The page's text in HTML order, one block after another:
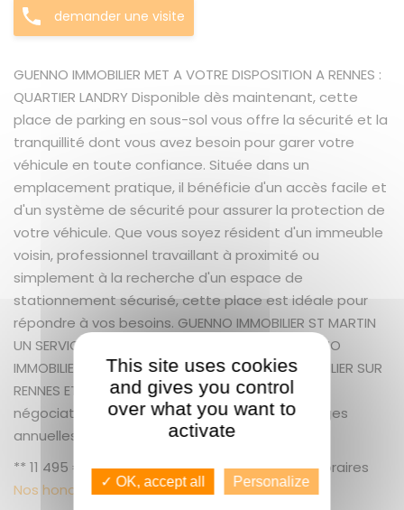
demander une visite
GUENNO IMMOBILIER MET A VOTRE DISPOSITION A RENNES :
QUARTIER LANDRY Disponible dès maintenant, cette
place de parking en sous-sol vous offre la sécurité et la
tranquillité dont vous avez besoin pour garer votre
véhicule en toute confiance. Située dans un
emplacement pratique, il bénéficie d'un accès facile et
d'un système de sécurité pour assurer la protection de
votre véhicule. Que vous soyez résident d'un immeuble
voisin, professionnel travaillant à proximité ou
simplement à la recherche d'un espace de
stationnement sécurisé, cette place est idéale pour
répondre à vos besoins. GUENNO IMMOBILIER ST MARTIN
UN SERVICE EXCEPTIONNEL COMME VOUS ! GUENNO
IMMOBILIER : LE PLUS GRAND CHOIX DE BIEN IMMOBILIER SUR
RENNES ET ALENTOURS + 129.90 % honoraires de
négociation TTC. Copropriété de 26 lots. Charges
annuelles : 200 euros.
** 11 495 € honoraires inclus | 5 000 € hors honoraires
Nos honoraires
This site uses cookies
and gives you control
over what you want to
activate
✓ OK, accept all Personalize